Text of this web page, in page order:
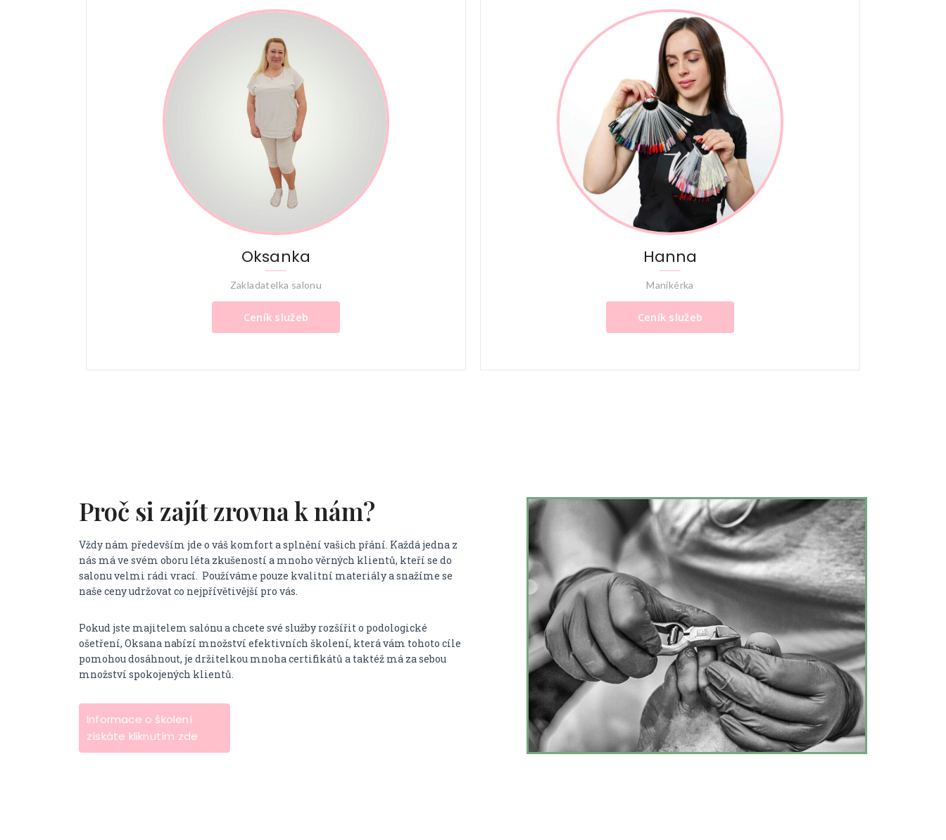
Oksanka
Zakladatelka salonu
Ceník služeb
Hanna
Manikérka
Ceník služeb
Proč si zajít zrovna k nám?
Vždy nám především jde o váš komfort a splnění vašich přání. Každá jedna z
nás má ve svém oboru léta zkušeností a mnoho věrných klientů, kteří se do
salonu velmi rádi vrací. Používáme pouze kvalitní materiály a snažíme se
naše ceny udržovat co nejpřívětivější pro vás.
Pokud jste majitelem salónu a chcete své služby rozšířit o podologické
ošetření, Oksana nabízí množství efektivních školení, která vám tohoto cíle
pomohou dosáhnout, je držitelkou mnoha certifikátů a taktéž má za sebou
množství spokojených klientů.
Informace o školení
získáte kliknutím zde